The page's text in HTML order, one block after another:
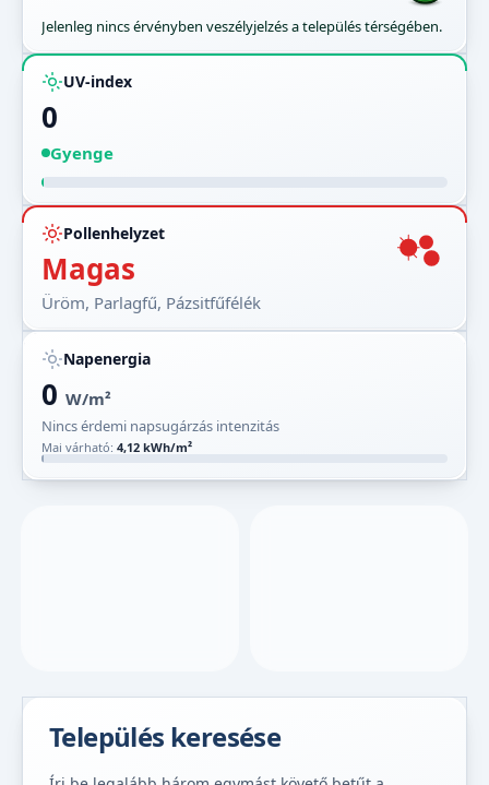
Jelenleg nincs érvényben veszélyjelzés a település térségében.
UV-index
0
Gyenge
Pollenhelyzet
Magas
Üröm, Parlagfű, Pázsitfűfélék
Napenergia
0 W/m²
Nincs érdemi napsugárzás intenzitás
Mai várható: 4,12 kWh/m²
Település keresése